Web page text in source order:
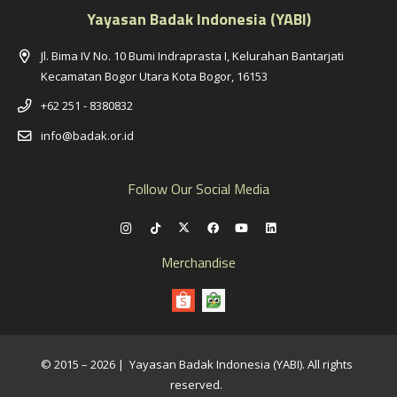
Yayasan Badak Indonesia (YABI)
Jl. Bima IV No. 10 Bumi Indraprasta I, Kelurahan Bantarjati
Kecamatan Bogor Utara Kota Bogor, 16153
+62 251 - 8380832
info@badak.or.id
Follow Our Social Media
Merchandise
© 2015 – 2026 | Yayasan Badak Indonesia (YABI). All rights
reserved.